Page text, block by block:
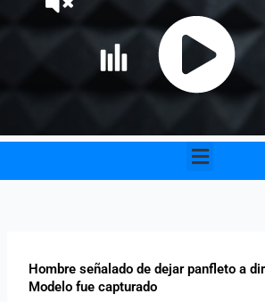
Menu
Hombre señalado de dejar panfleto a
Modelo fue capturado